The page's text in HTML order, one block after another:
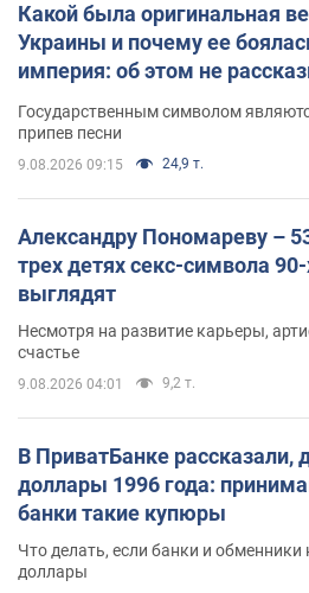
Какой была оригинальная
Украины и почему ее
империя: об этом не
Государственным символом
припев песни
9.08.2026 09:15 24,9 т.
Александру Пономареву –
трех детях секс-символа
выглядят
Несмотря на развитие карьеры,
счастье
9.08.2026 04:01 9,2 т.
В ПриватБанке рассказали,
доллары 1996 года:
банки такие купюры
Что делать, если банки и
доллары